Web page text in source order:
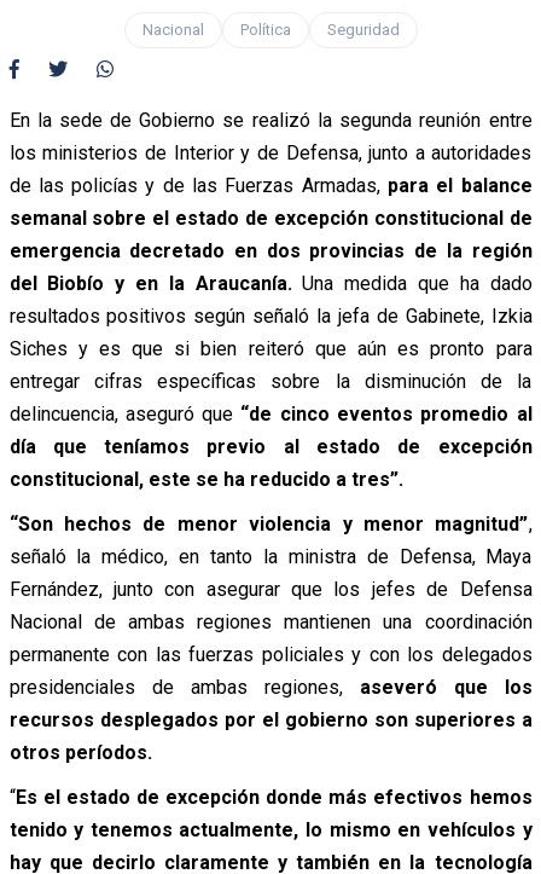
Nacional Política Seguridad
En la sede de Gobierno se realizó la segunda reunión entre
los ministerios de Interior y de Defensa, junto a autoridades
de las policías y de las Fuerzas Armadas, para el balance
semanal sobre el estado de excepción constitucional de
emergencia decretado en dos provincias de la región
del Biobío y en la Araucanía.Una medida que ha dado
resultados positivos según señaló la jefa de Gabinete, Izkia
Siches y es que si bien reiteró que aún es pronto para
entregar cifras específicas sobre la disminución de la
delincuencia, aseguró que “de cinco eventos promedio al
día que teníamos previo al estado de excepción
constitucional, este se ha reducido a tres”.
“Son hechos de menor violencia y menor magnitud”,
señaló la médico, en tanto la ministra de Defensa, Maya
Fernández, junto con asegurar que los jefes de Defensa
Nacional de ambas regiones mantienen una coordinación
permanente con las fuerzas policiales y con los delegados
presidenciales de ambas regiones, aseveró que los
recursos desplegados por el gobierno son superiores a
otros períodos.
“Es el estado de excepción donde más efectivos hemos
tenido y tenemos actualmente, lo mismo en vehículos y
hay que decirlo claramente y también en la tecnología